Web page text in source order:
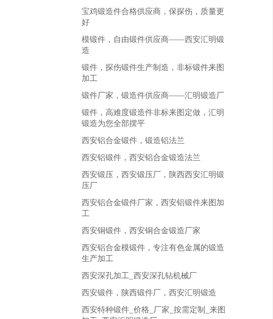
宝鸡锻造件合格供应商，保探伤，质量更
好
模锻件，自由锻件供应商——西安汇明锻
造
锻件，探伤锻件生产制造，非标锻件来图
加工
锻件厂家，锻造件供应商——汇明锻造厂
锻件，高难度锻造件非标来图定做，汇明
锻造为您全部摆平
西安铝合金锻件，锻造铝法兰
西安铝锻件，西安铝合金锻造法兰
西安锻压，西安锻压厂，陕西西安汇明锻
压厂
西安铝合金锻件厂家，西安铝锻件来图加
工
西安铜锻件，西安铜合金锻造厂家
西安铝合金模锻件，专注有色金属的锻造
生产加工
西安深孔加工_西安深孔钻机械厂
西安锻件，陕西锻件厂，西安汇明锻造
西安特种锻件_价格_厂家_按需定制_来图